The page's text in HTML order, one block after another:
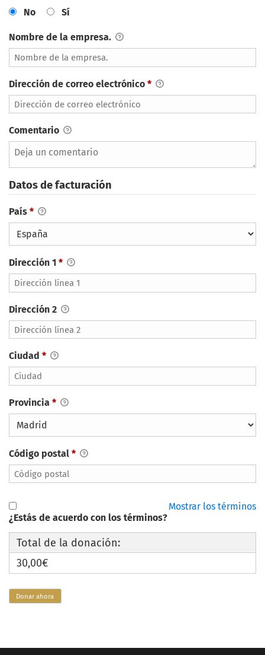
No
Sí
Nombre de la empresa.
Dirección de correo electrónico *
Comentario
Datos de facturación
País *
Dirección 1 *
Dirección 2
Ciudad *
Provincia *
Código postal *
Mostrar los términos
¿Estás de acuerdo con los términos?
Total de la donación:
30,00€